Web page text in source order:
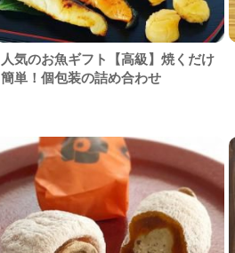
人気のお魚ギフト【高級】焼くだけ
簡単！個包装の詰め合わせ